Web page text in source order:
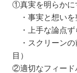
①真実を明らかに
・事実と想いを
・上手な論点ず
・スクリーンの
目）
②適切なフィード